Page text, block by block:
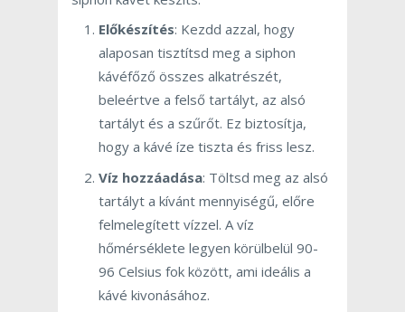
Előkészítés: Kezdd azzal, hogy
alaposan tisztítsd meg a siphon
kávéfőző összes alkatrészét,
beleértve a felső tartályt, az alsó
tartályt és a szűrőt. Ez biztosítja,
hogy a kávé íze tiszta és friss lesz.
Víz hozzáadása: Töltsd meg az alsó
tartályt a kívánt mennyiségű, előre
felmelegített vízzel. A víz
hőmérséklete legyen körülbelül 90-
96 Celsius fok között, ami ideális a
kávé kivonásához.